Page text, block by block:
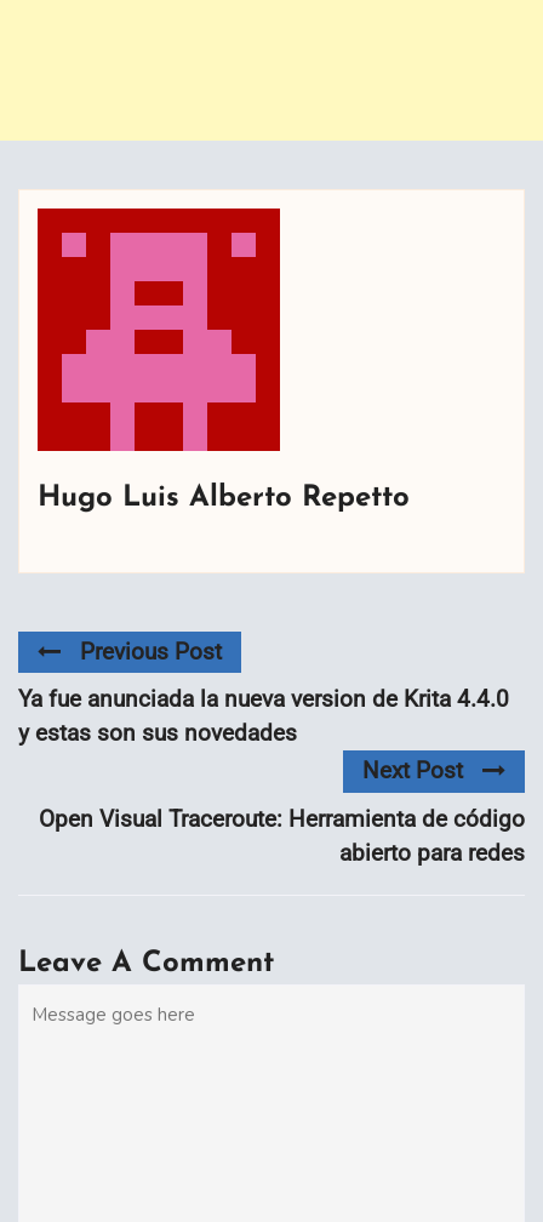
Hugo Luis Alberto Repetto
Previous Post
Ya fue anunciada la nueva version de Krita 4.4.0
y estas son sus novedades
Next Post
Open Visual Traceroute: Herramienta de código
abierto para redes
Leave A Comment